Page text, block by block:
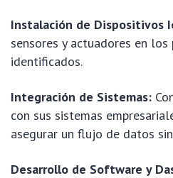
Instalación de Dispositivos
sensores y actuadores en
identificados.
Integración de Sistemas:
con sus sistemas
asegurar un flujo de datos
Desarrollo de Software y